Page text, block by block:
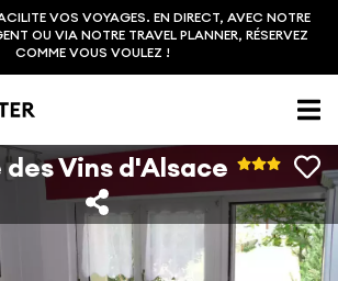
VOS VOYAGES. EN DIRECT, AVEC NOTRE
OU VIA NOTRE TRAVEL PLANNER, RÉSERVEZ
COMME VOUS VOULEZ !
Vins d'Alsace